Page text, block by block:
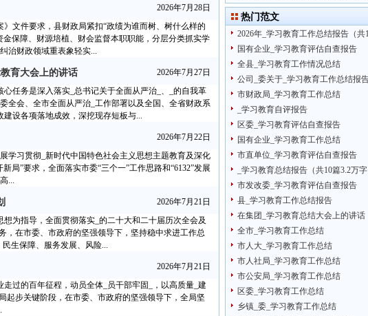
2026年7月28日
文件要求，县财政局紧扣“政绩为谁而树、树什么样的
保障、财源培植、财会监督本职职能，分层分类抓实学
治财政领域重表象轻实...
2026年7月27日
育大会上的讲话
任务是深入落实_总书记关于全面从严治_、_的自我革
全会、全市全面从严治_工作部署以及全国、全省财政系
设各项落地成效，深挖现存短板与...
2026年7月22日
学习贯彻_新时代中国特色社会主义思想主题教育及深化
局”要求，全面落实市委“三个一”工作思路和“6132”发展
...
2026年7月21日
为指导，全面贯彻落实_的二十大和二十届历次全会及
，在市委、市政府的坚强领导下，坚持稳中求进工作总
生保障、服务发展、风险...
2026年7月21日
过的百年征程，动员全体_员干部牢固_，以高质量_建
起步关键阶段，在市委、市政府的坚强领导下，全局坚
热门范文
2026年_学习教育工作总结报告（共
国有企业_学习教育评估自查报告
全县_学习教育工作情况总结
公司_委关于_学习教育工作总结报
市财政局_学习教育工作总结
_学习教育自评报告
区委_学习教育评估自查报告
国有企业_学习教育工作总结
市直单位_学习教育评估自查报告
_学习教育总结报告（共10篇3.2万字
市发改委_学习教育评估自查报告
县_学习教育工作总结报告
在集团_学习教育总结大会上的讲话
全市_学习教育工作总结
市人大_学习教育工作总结
市人社局_学习教育工作总结
市公安局_学习教育工作总结
区委_学习教育工作总结
乡镇_委_学习教育工作总结